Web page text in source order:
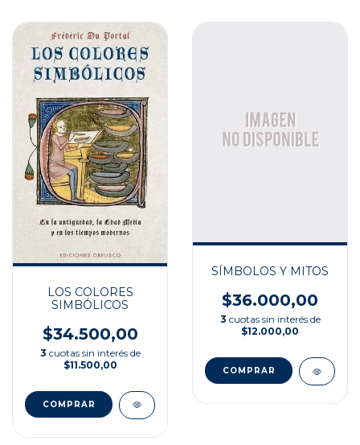
LOS COLORES
SIMBÓLICOS
$34.500,00
3 cuotas sin interés de
$11.500,00
SÍMBOLOS Y MITOS
$36.000,00
3 cuotas sin interés de
$12.000,00